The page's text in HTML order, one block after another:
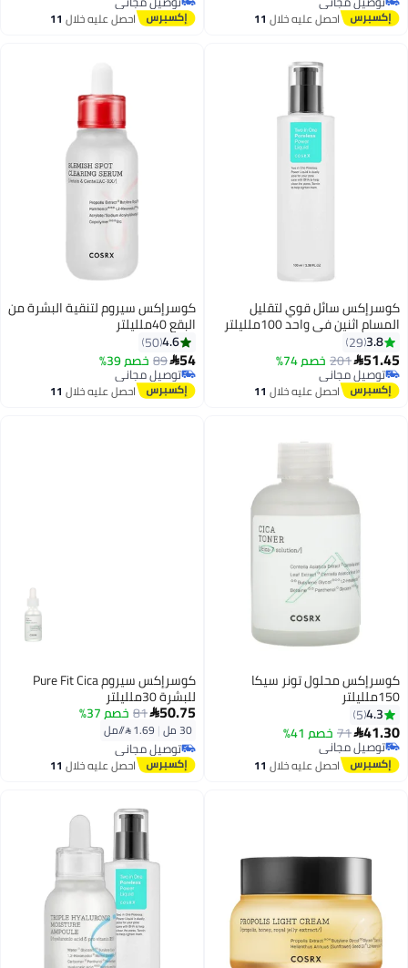
توصيل مجانياحصل عليه خلال 11 توصيل مجانياحصل عليه خلال 11
كوسرإكس سائل قوي لتقليل
المسام اثنين في واحد 100ملليلتر
3.8
29
51.45
201 خصم 74%
توصيل مجاني
توصيل مجانياحصل عليه خلال 11
كوسرإكس سيروم لتنقية البشرة من
البقع 40ملليلتر
4.6
50
54
89 خصم 39%
توصيل مجاني
توصيل مجانياحصل عليه خلال 11
كوسرإكس محلول تونر سيكا
150ملليلتر
4.3
5
41.30
71 خصم 41%
توصيل مجاني
توصيل مجانياحصل عليه خلال 11
كوسرإكس سيروم Pure Fit Cica
للبشرة 30ملليلتر
50.75
81 خصم 37%
30 مل |
توصيل مجاني
توصيل مجانياحصل عليه خلال 11